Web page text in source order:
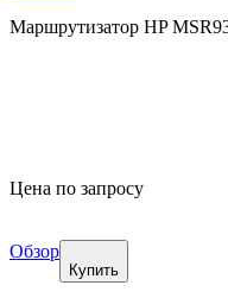
Маршрутизатор HP
Цена по запросу
Обзор
Купить